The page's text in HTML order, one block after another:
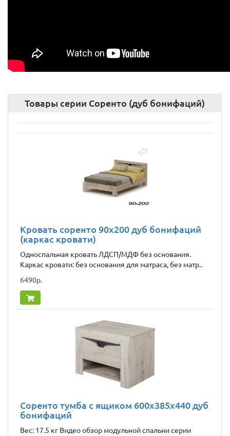
Товары серии Соренто (дуб бонифаций)
Кровать соренто 90х200 дуб бонифаций
(каркас кровати)
Односпальная кровать ЛДСП/МДФ без основания.
Каркас кровати: без основания для матраса, без матр..
6490р.
Соренто тумба с ящиком 600х385х440 дуб
бонифаций
Вес: 17.5 кг Видео обзор модульной спальни серии